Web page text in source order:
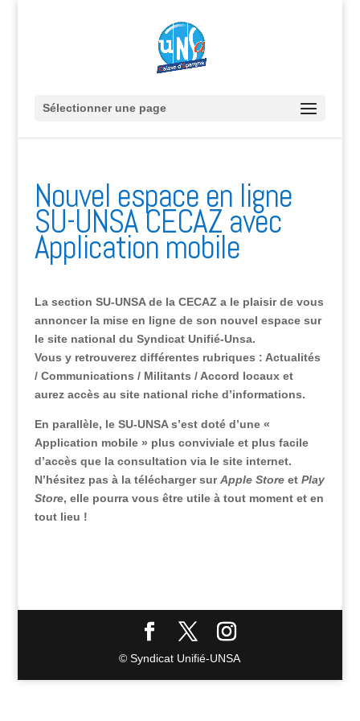
Sélectionner une page
Nouvel espace en ligne
SU-UNSA CECAZ avec
Application mobile
La section SU-UNSA de la CECAZ a le plaisir de vous
annoncer la mise en ligne de son nouvel espace sur
le site national du Syndicat Unifié-Unsa.
Vous y retrouverez différentes rubriques : Actualités
/ Communications / Militants / Accord locaux et
aurez accès au site national riche d’informations.
En parallèle, le SU-UNSA s’est doté d’une «
Application mobile » plus conviviale et plus facile
d’accès que la consultation via le site internet.
N’hésitez pas à la télécharger surApple Storeet Play
Store, elle pourra vous être utile à tout moment et en
tout lieu !
© Syndicat Unifié-UNSA